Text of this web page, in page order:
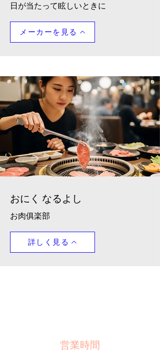
​日が当たって眩しいときに
メーカーを見る
おにく なるよし
​お肉俱楽部
詳しく見る
営業時間